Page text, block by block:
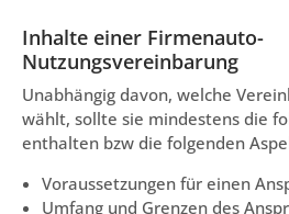
Inhalte einer Firmenauto-
Nutzungsvereinbarung
Unabhängig davon, welche
wählt, sollte sie mindestens die
enthalten bzw die folgenden
Voraussetzungen für einen
Umfang und Grenzen des